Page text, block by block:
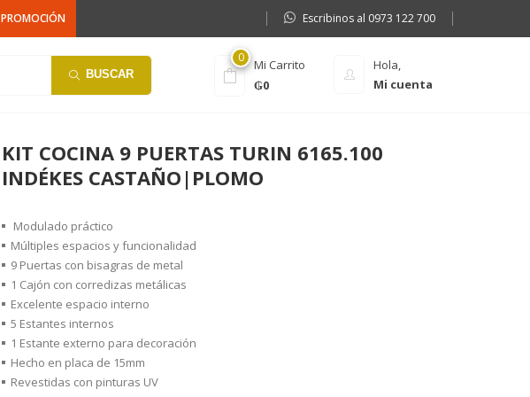
PROMOCIÓN Escribinos al 0973 122 700
BUSCAR
Hola,
Mi cuenta
0
Mi Carrito
₲0
KIT COCINA 9 PUERTAS TURIN 6165.100
INDÉKES CASTAÑO|PLOMO
Modulado práctico
Múltiples espacios y funcionalidad
9 Puertas con bisagras de metal
1 Cajón con corredizas metálicas
Excelente espacio interno
5 Estantes internos
1 Estante externo para decoración
Hecho en placa de 15mm
Revestidas con pinturas UV